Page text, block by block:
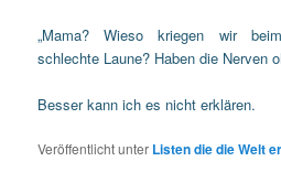
„Mama? Wieso kriegen wir
schlechte Laune? Haben die Nerven
Besser kann ich es nicht erklären.
Veröffentlicht unter Listen die die Welt